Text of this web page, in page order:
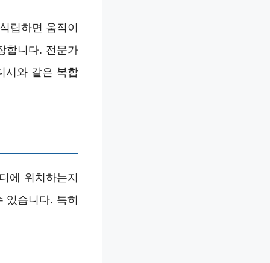
립하면 움직이
합니다. 전문가
시와 같은 복합
에 위치하는지
있습니다. 특히